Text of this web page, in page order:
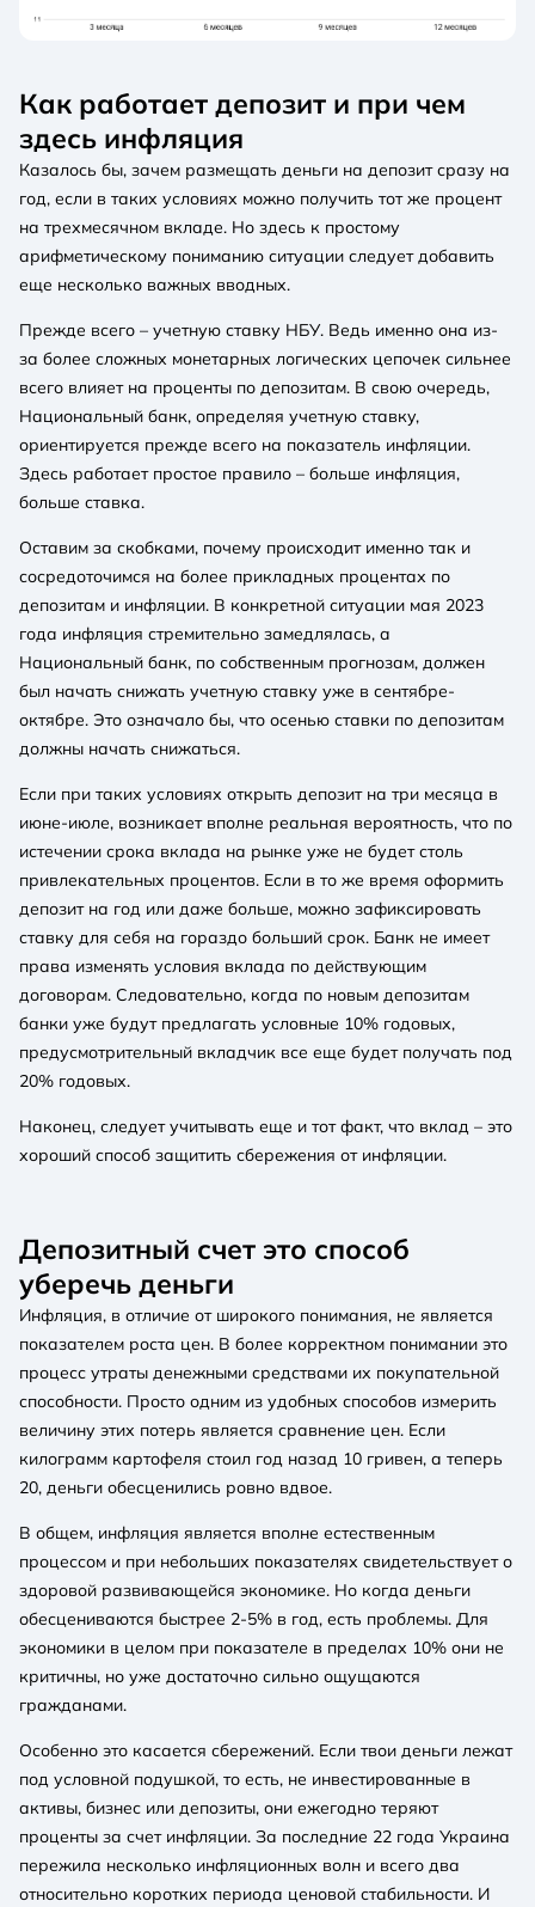
Как работает депозит и при чем
здесь инфляция
Казалось бы, зачем размещать деньги на депозит сразу на
год, если в таких условиях можно получить тот же процент
на трехмесячном вкладе. Но здесь к простому
арифметическому пониманию ситуации следует добавить
еще несколько важных вводных.
Прежде всего – учетную ставку НБУ. Ведь именно она из-
за более сложных монетарных логических цепочек сильнее
всего влияет на проценты по депозитам. В свою очередь,
Национальный банк, определяя учетную ставку,
ориентируется прежде всего на показатель инфляции.
Здесь работает простое правило – больше инфляция,
больше ставка.
Оставим за скобками, почему происходит именно так и
сосредоточимся на более прикладных процентах по
депозитам и инфляции. В конкретной ситуации мая 2023
года инфляция стремительно замедлялась, а
Национальный банк, по собственным прогнозам, должен
был начать снижать учетную ставку уже в сентябре-
октябре. Это означало бы, что осенью ставки по депозитам
должны начать снижаться.
Если при таких условиях открыть депозит на три месяца в
июне-июле, возникает вполне реальная вероятность, что по
истечении срока вклада на рынке уже не будет столь
привлекательных процентов. Если в то же время оформить
депозит на год или даже больше, можно зафиксировать
ставку для себя на гораздо больший срок. Банк не имеет
права изменять условия вклада по действующим
договорам. Следовательно, когда по новым депозитам
банки уже будут предлагать условные 10% годовых,
предусмотрительный вкладчик все еще будет получать под
20% годовых.
Наконец, следует учитывать еще и тот факт, что вклад – это
хороший способ защитить сбережения от инфляции.
Депозитный счет это способ
уберечь деньги
Инфляция, в отличие от широкого понимания, не является
показателем роста цен. В более корректном понимании это
процесс утраты денежными средствами их покупательной
способности. Просто одним из удобных способов измерить
величину этих потерь является сравнение цен. Если
килограмм картофеля стоил год назад 10 гривен, а теперь
20, деньги обесценились ровно вдвое.
В общем, инфляция является вполне естественным
процессом и при небольших показателях свидетельствует о
здоровой развивающейся экономике. Но когда деньги
обесцениваются быстрее 2-5% в год, есть проблемы. Для
экономики в целом при показателе в пределах 10% они не
критичны, но уже достаточно сильно ощущаются
гражданами.
Особенно это касается сбережений. Если твои деньги лежат
под условной подушкой, то есть, не инвестированные в
активы, бизнес или депозиты, они ежегодно теряют
проценты за счет инфляции. За последние 22 года Украина
пережила несколько инфляционных волн и всего два
относительно коротких периода ценовой стабильности. И